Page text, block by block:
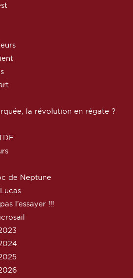
la révolution en régate ?
de Neptune
l’essayer !!!